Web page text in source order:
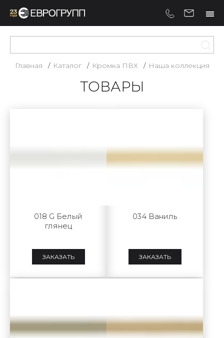
Главная Каталог Кромка ПВХ Наша коллекция
ТОВАРЫ
018 G Белый
глянец
ЗАКАЗАТЬ
034 Ваниль
ЗАКАЗАТЬ